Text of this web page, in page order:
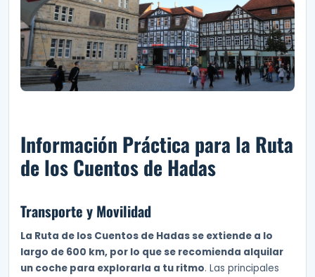
Información Práctica para la Ruta
de los Cuentos de Hadas
Transporte y Movilidad
La Ruta de los Cuentos de Hadas se extiende a lo
largo de 600 km, por lo que se recomienda alquilar
un coche para explorarla a tu ritmo. Las principales